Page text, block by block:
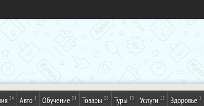
24 Авто 1 Обучение 31 Товары 26 Туры 13 Услуги 12 Здоровье 1